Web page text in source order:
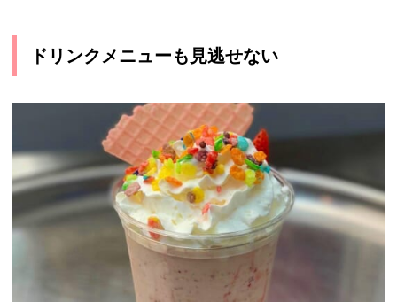
ドリンクメニューも見逃せない